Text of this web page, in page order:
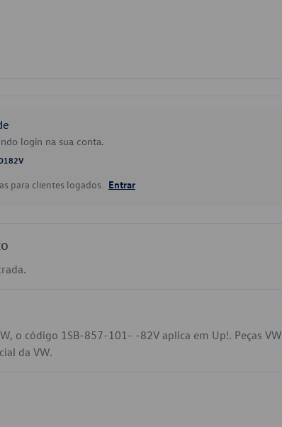
login na sua conta.
para clientes logados. Entrar
o código 1SB-857-101- -82V aplica em Up!. Peças VW
da VW.